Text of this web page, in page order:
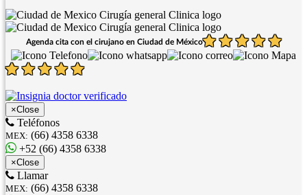
Agenda cita con el cirujano en Ciudad de México
×Close
Teléfonos
MEX: (66) 4358 6338
+52 (66) 4358 6338
×Close
Llamar
MEX: (66) 4358 6338